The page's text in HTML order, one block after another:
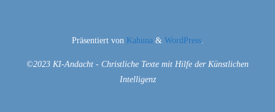
Präsentiert von Kahuna & WordPress.
©2023 KI-Andacht - Christliche Texte mit Hilfe der Künstlichen
Intelligenz